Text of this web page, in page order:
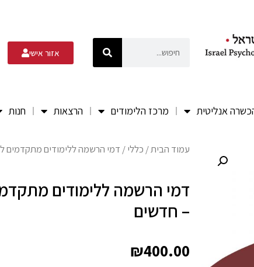
אזור אישי
אנליטית מרכז הלימודים הרצאות חנות
עמוד הבית/ כללי/ דמי הרשמה ללימודים מתקדמים
דמי הרשמה ללימודים
– חדשים
₪400.00